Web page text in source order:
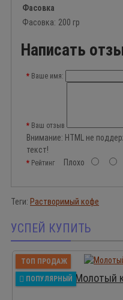
Фасовка
Фасовка: 200 гр
Написать
Ваше имя:
Ваш отзыв
Внимание: HTML не
текст!
Рейтинг Плохо
Теги: Растворимый кофе
УСПЕЙ КУПИТЬ
ТОП ПРОДАЖ
ПОПУЛЯРНЫЙ Молотый